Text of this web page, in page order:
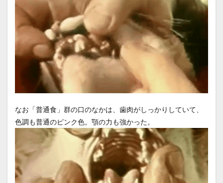
なお「普通食」群の口のなかは、歯肉がしっかりしていて、
色調も普通のピンク色。顎の力も強かった。